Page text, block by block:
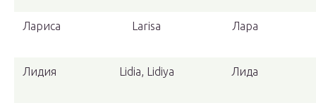
Лариса Larisa Лара
Лидия Lidia, Lidiya Лида